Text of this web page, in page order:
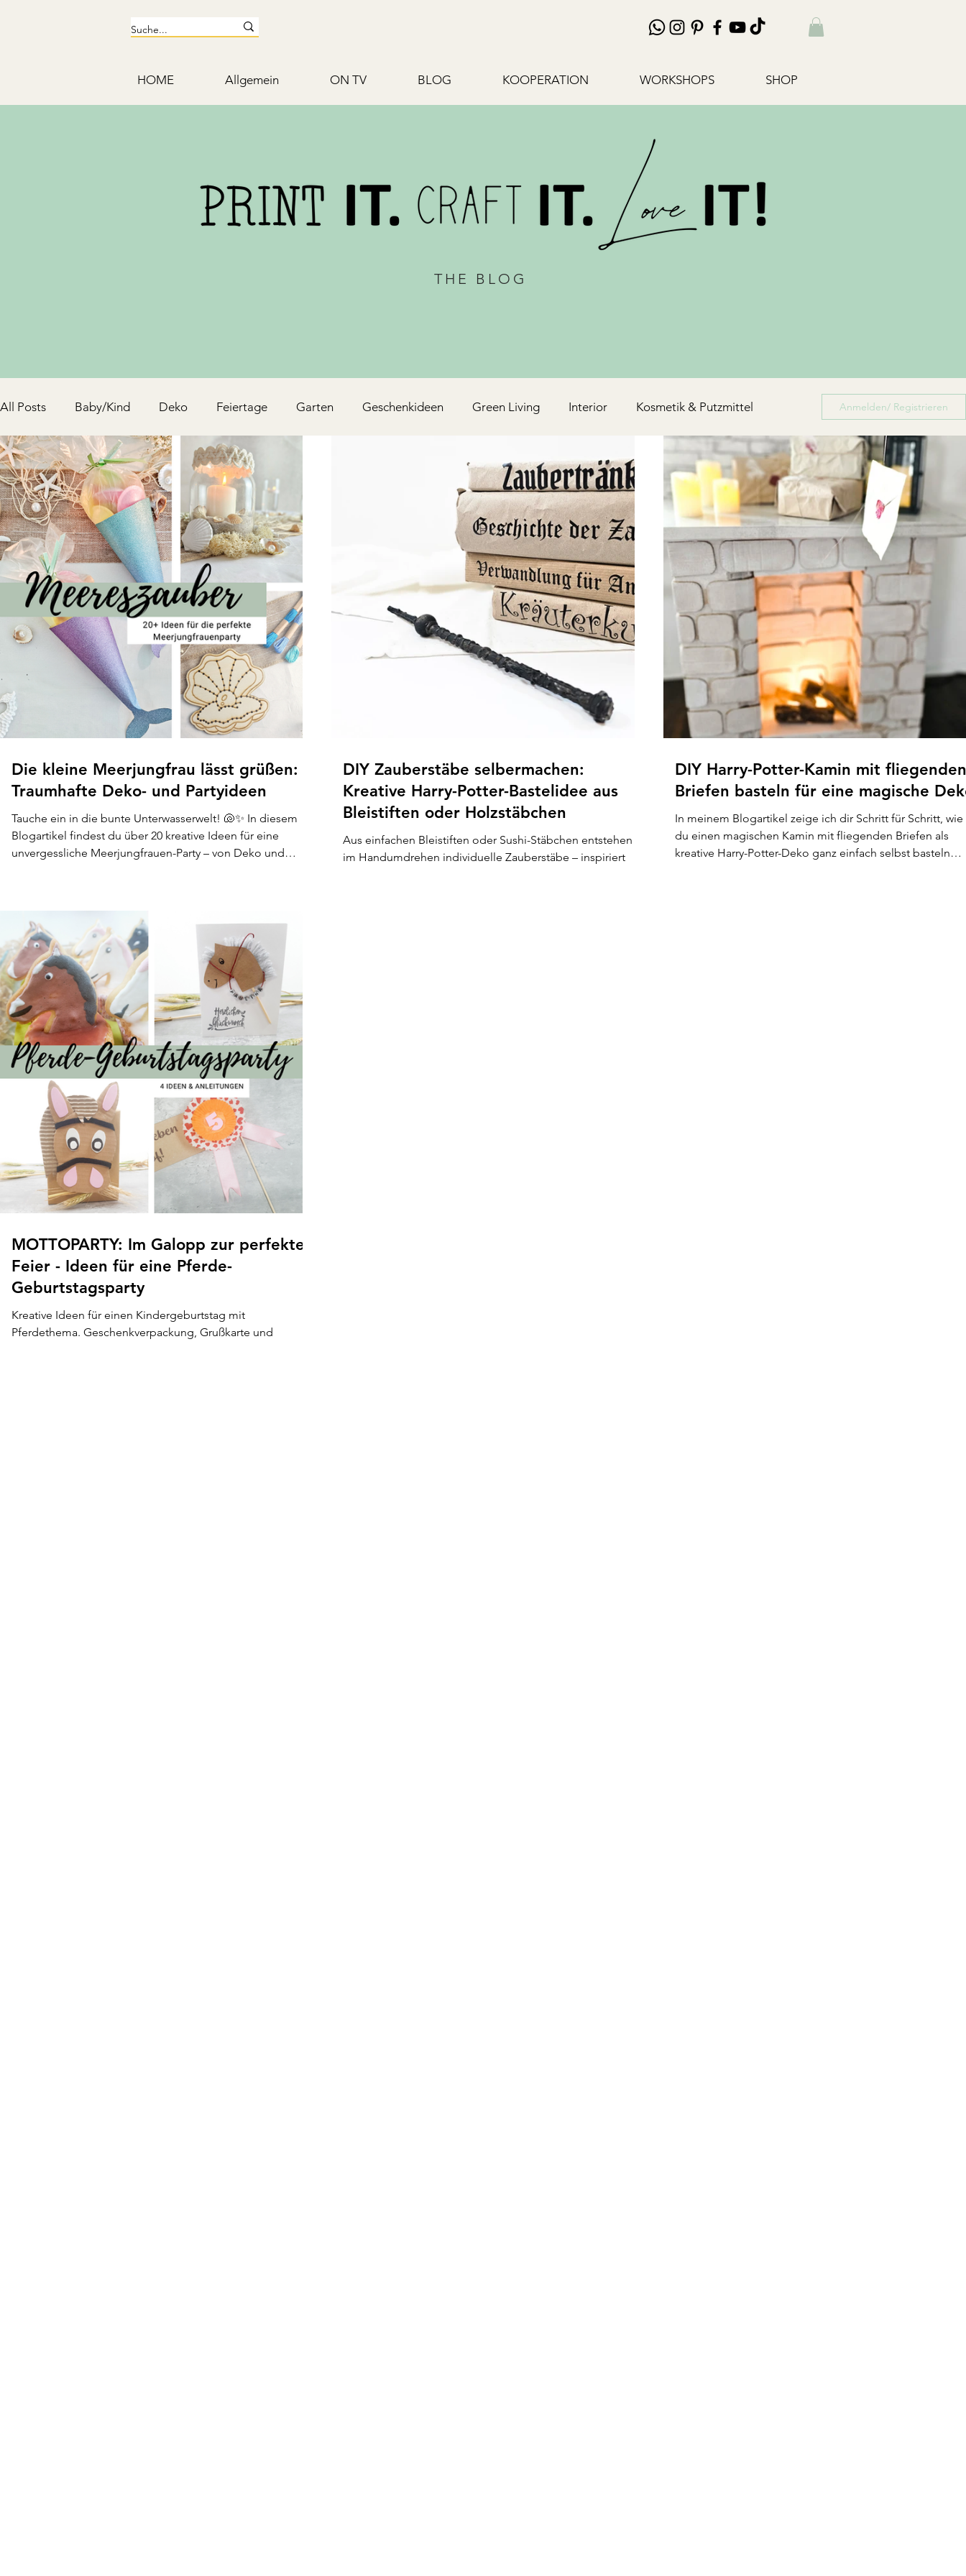
HOME Allgemein ON TV BLOG KOOPERATION WORKSHOPS SHOP
THE BLOG
All Posts Baby/Kind Deko Feiertage Garten Geschenkideen Green Living Interior Kosmetik & Putzmittel
Schmuck & Accessoires Upcycling/Hack Mottoparty & Kindergeburtstag
Anmelden/ Registrieren
Die kleine Meerjungfrau lässt grüßen:
Traumhafte Deko- und Partyideen
Tauche ein in die bunte Unterwasserwelt! 🐚✨ In diesem
Blogartikel findest du über 20 kreative Ideen für eine
unvergessliche Meerjungfrauen-Party – von Deko und
DIY Zauberstäbe selbermachen:
Kreative Harry-Potter-Bastelidee aus
Bleistiften oder Holzstäbchen
Aus einfachen Bleistiften oder Sushi-Stäbchen entstehen
im Handumdrehen individuelle Zauberstäbe – inspiriert
DIY Harry-Potter-Kamin mit fliegenden
Briefen basteln für eine magische
In meinem Blogartikel zeige ich dir Schritt für Schritt, wie
du einen magischen Kamin mit fliegenden Briefen als
kreative Harry-Potter-Deko ganz einfach selbst basteln
MOTTOPARTY: Im Galopp zur perfekten
Feier - Ideen für eine Pferde-
Geburtstagsparty
Kreative Ideen für einen Kindergeburtstag mit
Pferdethema. Geschenkverpackung, Grußkarte und